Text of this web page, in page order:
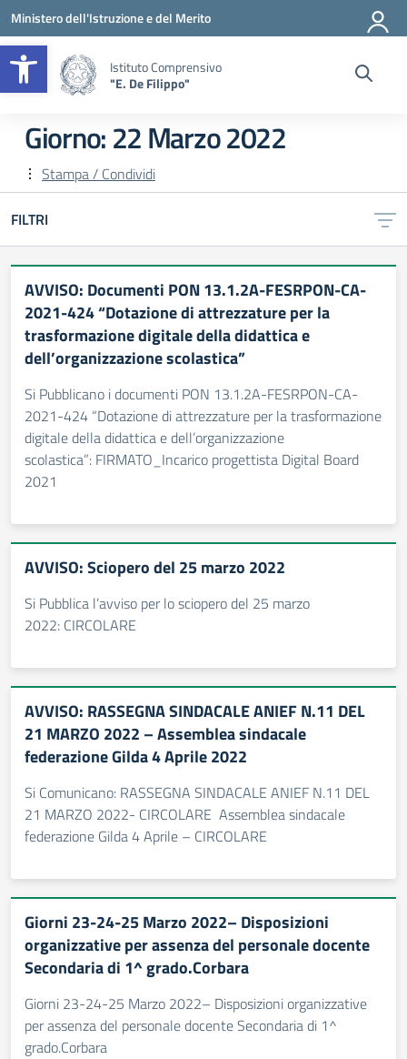
Apri la barra degli strumenti
Vai ai contenuti
Vai al menu di navigazione
Vai al footer
Ministero dell'Istruzione e del Merito
Istituto Comprensivo
"E. De Filippo"
Giorno:22 Marzo 2022
Stampa / Condividi
FILTRI
AVVISO: Documenti PON 13.1.2A-FESRPON-CA-
2021-424 “Dotazione di attrezzature per la
trasformazione digitale della didattica e
dell’organizzazione scolastica”
Si Pubblicano i documenti PON 13.1.2A-FESRPON-CA-
2021-424 “Dotazione di attrezzature per la trasformazione
digitale della didattica e dell’organizzazione
scolastica”: FIRMATO_Incarico progettista Digital Board
2021
AVVISO: Sciopero del 25 marzo 2022
Si Pubblica l’avviso per lo sciopero del 25 marzo
2022: CIRCOLARE
AVVISO: RASSEGNA SINDACALE ANIEF N.11 DEL
21 MARZO 2022 – Assemblea sindacale
federazione Gilda 4 Aprile 2022
Si Comunicano: RASSEGNA SINDACALE ANIEF N.11 DEL
21 MARZO 2022- CIRCOLARE Assemblea sindacale
federazione Gilda 4 Aprile – CIRCOLARE
Giorni 23-24-25 Marzo 2022– Disposizioni
organizzative per assenza del personale docente
Secondaria di 1^ grado.Corbara
Giorni 23-24-25 Marzo 2022– Disposizioni organizzative
per assenza del personale docente Secondaria di 1^
grado.Corbara